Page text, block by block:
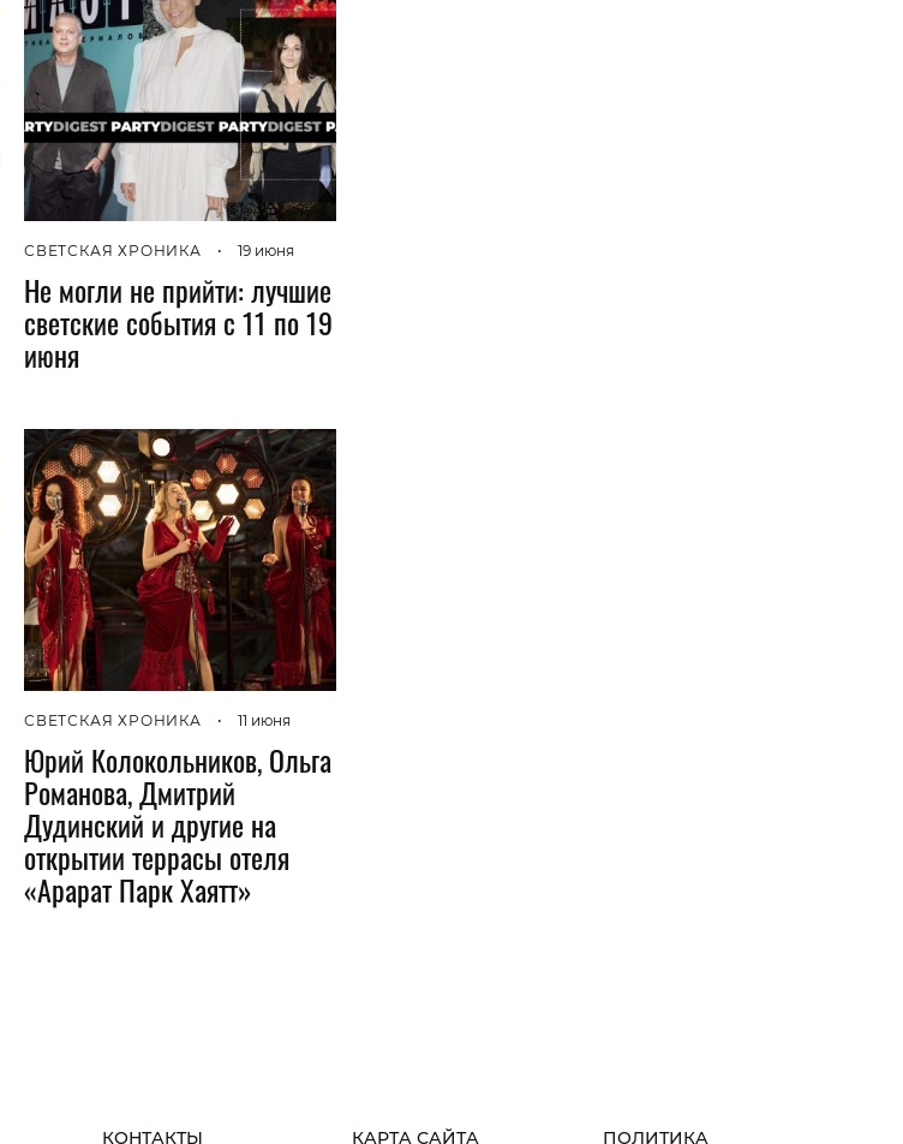
СВЕТСКАЯ ХРОНИКА • 19 июня
Не могли не прийти: лучшие
светские события с 11 по 19
июня
СВЕТСКАЯ ХРОНИКА • 11 июня
Юрий Колокольников, Ольга
Романова, Дмитрий
Дудинский и другие на
открытии террасы отеля
«Арарат Парк Хаятт»
КОНТАКТЫ КАРТА САЙТА ПОЛИТИКА